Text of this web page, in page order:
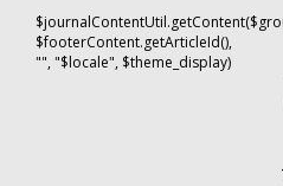
$footerContent.getArticleId(),
"", "$locale", $theme_display)